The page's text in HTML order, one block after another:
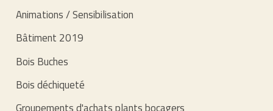
Animations / Sensibilisation
Bâtiment 2019
Bois Buches
Bois déchiqueté